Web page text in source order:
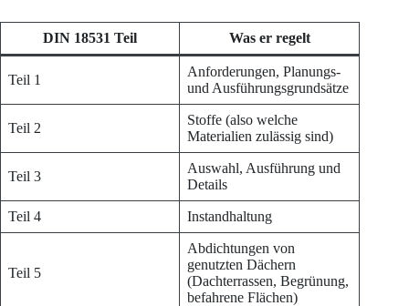
DIN 18531 Teil Was er regelt
Teil 1
Anforderungen, Planungs-
und Ausführungsgrundsätze
Teil 2
Stoffe (also welche
Materialien zulässig sind)
Teil 3
Auswahl, Ausführung und
Details
Teil 4 Instandhaltung
Teil 5
Abdichtungen von
genutzten Dächern
(Dachterrassen, Begrünung,
befahrene Flächen)